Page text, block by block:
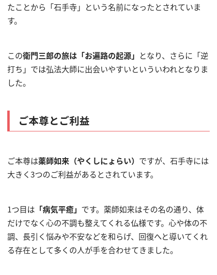
たことから「石手寺」という名前になったとされていま
す。
この衛門三郎の旅は「お遍路の起源」 となり、さらに「逆
打ち」では弘法大師に出会いやすいといういわれとなりま
した。
ご本尊とご利益
ご本尊は薬師如来（やくしにょらい） ですが、石手寺には
大きく3つのご利益があるとされています。
1つ目は 「病気平癒」 です。薬師如来はその名の通り、体
だけでなく心の不調も整えてくれる仏様です。心や体の不
調、長引く悩みや不安などを和らげ、回復へと導いてくれ
る存在として多くの人が手を合わせてきました。